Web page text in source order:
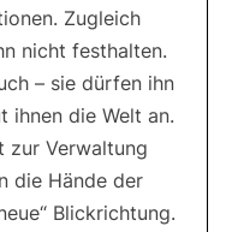
Zugleich
nicht festhalten.
– sie dürfen ihn
ihnen die Welt an.
zur Verwaltung
die Hände der
Blickrichtung.